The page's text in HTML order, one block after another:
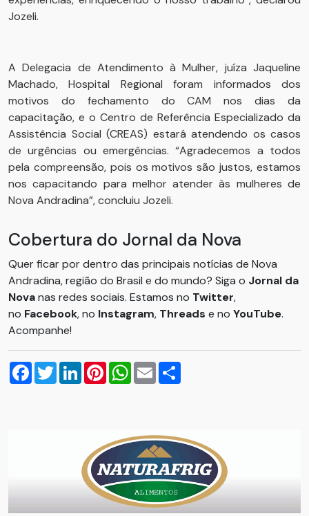
Jozeli.
A Delegacia de Atendimento à Mulher, juíza Jaqueline
Machado, Hospital Regional foram informados dos
motivos do fechamento do CAM nos dias da
capacitação, e o Centro de Referência Especializado da
Assistência Social (CREAS) estará atendendo os casos
de urgências ou emergências. “Agradecemos a todos
pela compreensão, pois os motivos são justos, estamos
nos capacitando para melhor atender às mulheres de
Nova Andradina”, concluiu Jozeli.
Cobertura do Jornal da Nova
Quer ficar por dentro das principais notícias de Nova
Andradina, região do Brasil e do mundo? Siga o Jornal da
Novanas redes sociais. Estamos no Twitter,
no Facebook, no Instagram, Threads e no YouTube.
Acompanhe!
Facebook
TwitterLinkedInPinterestWhatsApp
Email